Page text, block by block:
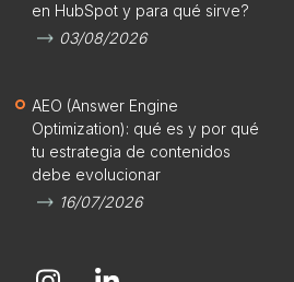
en HubSpot y para qué sirve?
03/08/2026
AEO (Answer Engine
Optimization): qué es y por qué
tu estrategia de contenidos
debe evolucionar
16/07/2026